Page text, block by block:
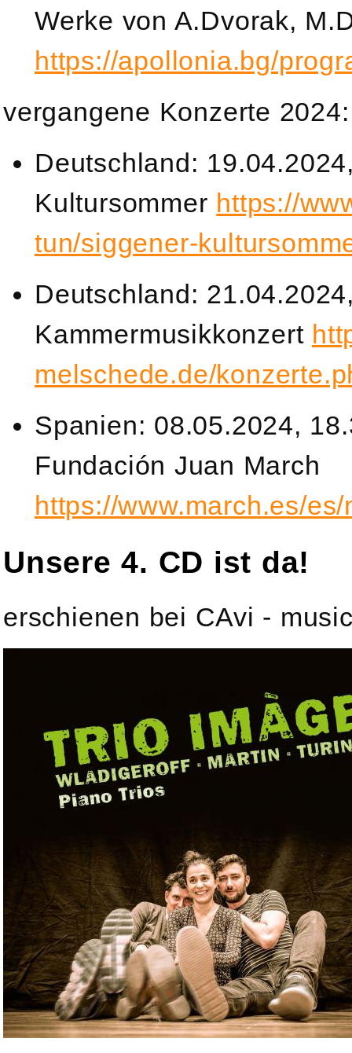
Werke von A.Dvorak,
https://apollonia.bg/
vergangene Konzerte 2024:
Deutschland:
Kultursommer https://
tun/siggener-
Deutschland:
Kammermusikkonzert
melschede.de/
Spanien: 08.05.2024,
Fundación Juan March
https://www.march.es/
Unsere 4. CD ist da!
erschienen bei CAvi -